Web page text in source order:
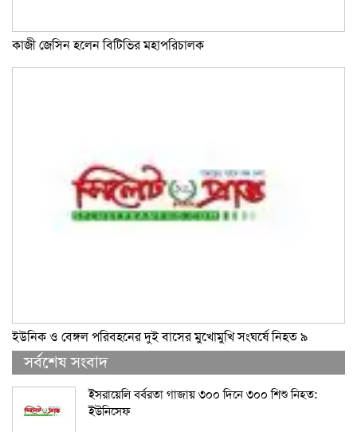
কাজী জেসিন হলেন বিটিভির মহাপরিচালক
ইউনিক ও বেঙ্গল পরিবহনের দুই বাসের মুখোমুখি সংঘর্ষে নিহত ৯
সর্বশেষ সংবাদ
ইসরায়েলি বর্বরতা গাজায় ৩০০ দিনে ৩০০ শিশু নিহত:
ইউনিসেফ